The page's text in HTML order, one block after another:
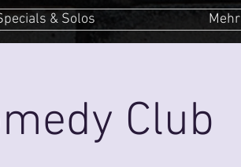
& Solos Mehr
Club